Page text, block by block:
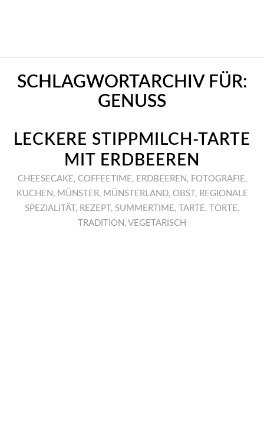
SCHLAGWORTARCHIV FÜR:
GENUSS
LECKERE STIPPMILCH-TARTE
MIT ERDBEEREN
CHEESECAKE, COFFEETIME, ERDBEEREN , FOTOGRAFIE,
KUCHEN , MÜNSTER, MÜNSTERLAND, OBST , REGIONALE
SPEZIALITÄT , REZEPT , SUMMERTIME, TARTE, TORTE,
TRADITION , VEGETARISCH